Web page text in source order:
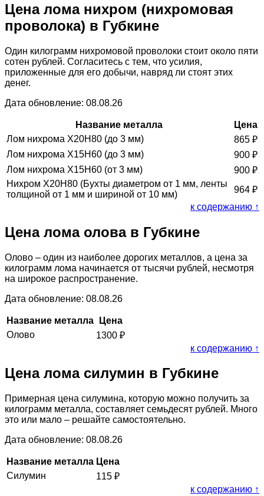
Цена лома нихром (нихромовая
проволока) в Губкине
Один килограмм нихромовой проволоки стоит около пяти
сотен рублей. Согласитесь с тем, что усилия,
приложенные для его добычи, навряд ли стоят этих
денег.
Дата обновление: 08.08.26
Название металла
Цена
Лом нихрома Х20Н80 (до 3 мм)
865 ₽
Лом нихрома Х15Н60 (до 3 мм)
900 ₽
Лом нихрома Х15Н60 (от 3 мм)
900 ₽
Нихром Х20Н80 (Бухты диаметром от 1 мм, ленты
толщиной от 1 мм и шириной от 10 мм)
964 ₽
к содержанию ↑
Цена лома олова в Губкине
Олово – один из наиболее дорогих металлов, а цена за
килограмм лома начинается от тысячи рублей, несмотря
на широкое распространение.
Дата обновление: 08.08.26
Название металла
Цена
Олово
1300 ₽
к содержанию ↑
Цена лома силумин в Губкине
Примерная цена силумина, которую можно получить за
килограмм металла, составляет семьдесят рублей. Много
это или мало – решайте самостоятельно.
Дата обновление: 08.08.26
Название металла Цена
Силумин
115 ₽
к содержанию ↑